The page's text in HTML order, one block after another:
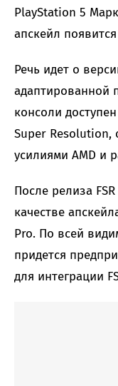
PlayStation 5
апскейл
Речь идет о
адаптированной
консоли
Super Resolution,
усилиями AMD и
После релиза
качестве
Pro. По всей
придется
для интеграции